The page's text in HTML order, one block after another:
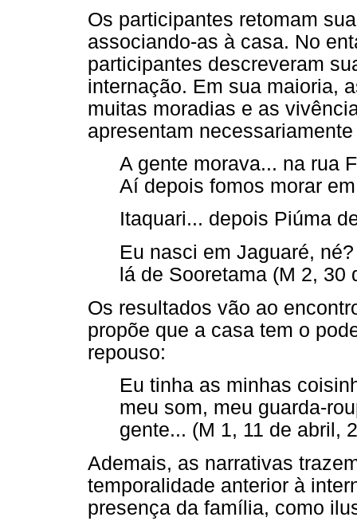
Os participantes retomam
associando-as à casa. No
participantes descreveram
internação. Em sua maioria,
muitas moradias e as
apresentam
A gente morava... na rua
Aí depois fomos morar
Itaquari... depois Piúma
Eu nasci em Jaguaré,
lá de Sooretama (M 2, 30
Os resultados vão ao
propõe que a casa tem o
repouso:
Eu tinha as minhas
meu som, meu guarda-
gente... (M 1, 11 de abril,
Ademais, as narrativas
temporalidade anterior à
presença da família, como